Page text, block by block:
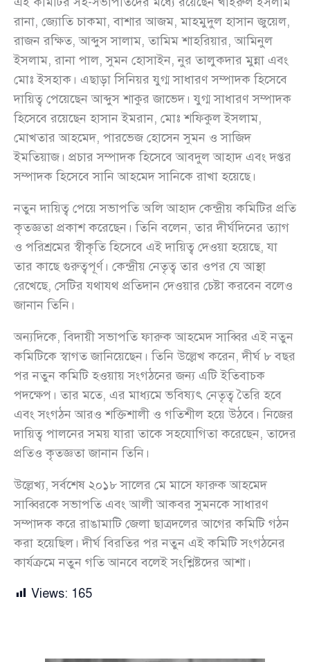
রানা, জ্যোতি চাকমা, বাশার আজম, মাহমুদুল হাসান জুয়েল,
রাজন রক্ষিত, আব্দুস সালাম, তামিম শাহরিয়ার, আমিনুল
ইসলাম, রানা পাল, সুমন হোসাইন, নুর তালুকদার মুন্না এবং
মোঃ ইসহাক। এছাড়া সিনিয়র যুগ্ম সাধারণ সম্পাদক হিসেবে
দায়িত্ব পেয়েছেন আব্দুস শাকুর জাভেদ। যুগ্ম সাধারণ সম্পাদক
হিসেবে রয়েছেন হাসান ইমরান, মোঃ শফিকুল ইসলাম,
মোখতার আহমেদ, পারভেজ হোসেন সুমন ও সাজিদ
ইমতিয়াজ। প্রচার সম্পাদক হিসেবে আবদুল আহাদ এবং দপ্তর
সম্পাদক হিসেবে সানি আহমেদ সানিকে রাখা হয়েছে।
নতুন দায়িত্ব পেয়ে সভাপতি অলি আহাদ কেন্দ্রীয় কমিটির প্রতি
কৃতজ্ঞতা প্রকাশ করেছেন। তিনি বলেন, তার দীর্ঘদিনের ত্যাগ
ও পরিশ্রমের স্বীকৃতি হিসেবে এই দায়িত্ব দেওয়া হয়েছে, যা
তার কাছে গুরুত্বপূর্ণ। কেন্দ্রীয় নেতৃত্ব তার ওপর যে আস্থা
রেখেছে, সেটির যথাযথ প্রতিদান দেওয়ার চেষ্টা করবেন বলেও
জানান তিনি।
অন্যদিকে, বিদায়ী সভাপতি ফারুক আহমেদ সাব্বির এই নতুন
কমিটিকে স্বাগত জানিয়েছেন। তিনি উল্লেখ করেন, দীর্ঘ ৮ বছর
পর নতুন কমিটি হওয়ায় সংগঠনের জন্য এটি ইতিবাচক
পদক্ষেপ। তার মতে, এর মাধ্যমে ভবিষ্যৎ নেতৃত্ব তৈরি হবে
এবং সংগঠন আরও শক্তিশালী ও গতিশীল হয়ে উঠবে। নিজের
দায়িত্ব পালনের সময় যারা তাকে সহযোগিতা করেছেন, তাদের
প্রতিও কৃতজ্ঞতা জানান তিনি।
উল্লেখ্য, সর্বশেষ ২০১৮ সালের মে মাসে ফারুক আহমেদ
সাব্বিরকে সভাপতি এবং আলী আকবর সুমনকে সাধারণ
সম্পাদক করে রাঙামাটি জেলা ছাত্রদলের আগের কমিটি গঠন
করা হয়েছিল। দীর্ঘ বিরতির পর নতুন এই কমিটি সংগঠনের
কার্যক্রমে নতুন গতি আনবে বলেই সংশ্লিষ্টদের আশা।
Views: 165